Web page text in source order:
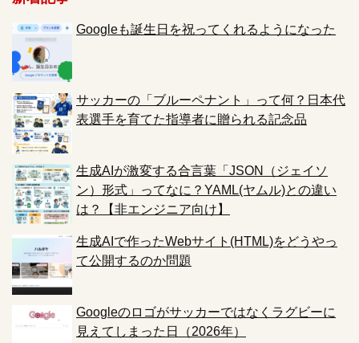
Googleも誕生日を祝ってくれるようになった
サッカーの「ブルーペナント」って何？日本代
表選手を育てた指導者に贈られる記念品
生成AIが激変する合言葉「JSON（ジェイソ
ン）形式」ってなに？YAML(ヤムル)との違い
は？【非エンジニア向け】
生成AIで作ったWebサイト(HTML)をどうやっ
て公開するのか問題
Googleのロゴがサッカーではなくラグビーに
見えてしまった日（2026年）